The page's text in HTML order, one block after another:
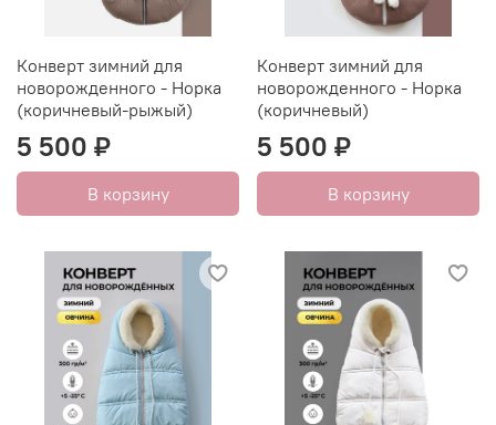
Конверт зимний для
новорожденного - Норка
(коричневый-рыжый)
5 500 ₽
В корзину
Конверт зимний для
новорожденного - Норка
(коричневый)
5 500 ₽
В корзину